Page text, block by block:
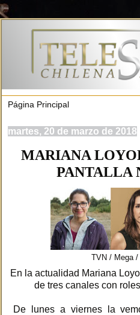
martes, 20 de marzo de 2018
MARIANA
PANTALLA
TVN / Mega
En la actualidad Mariana
de tres canales con
De lunes a viernes la